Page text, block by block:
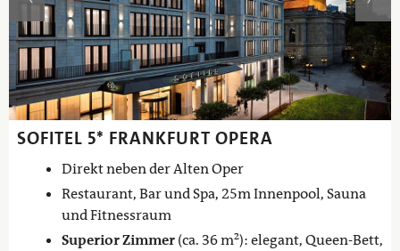
SOFITEL 5* FRANKFURT OPERA
Direkt neben der Alten Oper
Restaurant, Bar und Spa, 25m Innenpool, Sauna
und Fitnessraum
Superior Zimmer(ca. 36 m²): elegant, Queen-Bett,